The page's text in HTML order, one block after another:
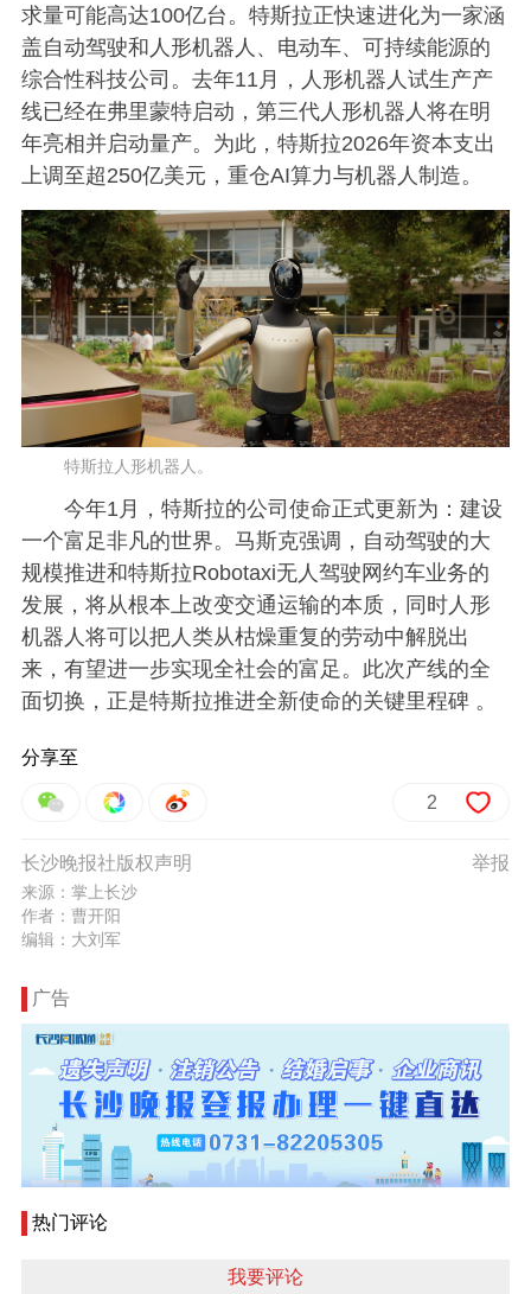
求量可能高达100亿台。特斯拉正快速进化为一家涵
盖自动驾驶和人形机器人、电动车、可持续能源的
综合性科技公司。去年11月，人形机器人试生产产
线已经在弗里蒙特启动，第三代人形机器人将在明
年亮相并启动量产。为此，特斯拉2026年资本支出
上调至超250亿美元，重仓AI算力与机器人制造。
特斯拉人形机器人。
今年1月，特斯拉的公司使命正式更新为：建设
一个富足非凡的世界。马斯克强调，自动驾驶的大
规模推进和特斯拉Robotaxi无人驾驶网约车业务的
发展，将从根本上改变交通运输的本质，同时人形
机器人将可以把人类从枯燥重复的劳动中解脱出
来，有望进一步实现全社会的富足。此次产线的全
面切换，正是特斯拉推进全新使命的关键里程碑 。
分享至
2
举报
长沙晚报社版权声明
来源：掌上长沙
作者：曹开阳
编辑：大刘军
广告
热门评论
我要评论